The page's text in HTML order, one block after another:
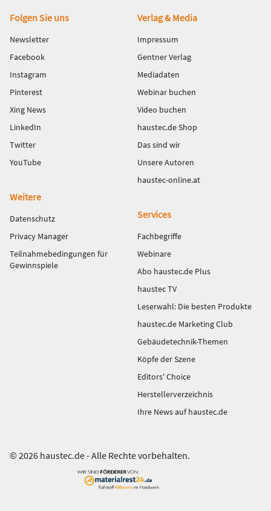
Fußbereich
Folgen Sie uns
Newsletter
Facebook
Instagram
Pinterest
Xing News
LinkedIn
Twitter
YouTube
Verlag & Media
Impressum
Gentner Verlag
Mediadaten
Webinar buchen
Video buchen
haustec.de Shop
Das sind wir
Unsere Autoren
haustec-online.at
Weitere
Datenschutz
Privacy Manager
Teilnahmebedingungen für
Gewinnspiele
Services
Fachbegriffe
Webinare
Abo haustec.de Plus
haustec TV
Leserwahl: Die besten Produkte
haustec.de Marketing Club
Gebäudetechnik-Themen
Köpfe der Szene
Editors' Choice
Herstellerverzeichnis
Ihre News auf haustec.de
© 2026 haustec.de - Alle Rechte vorbehalten.